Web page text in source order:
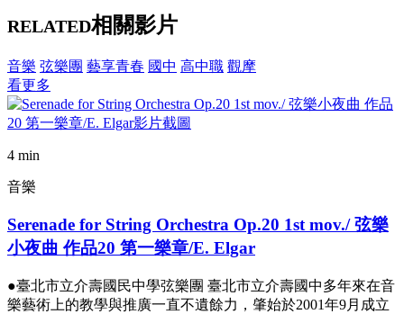
RELATED相關影片
音樂 弦樂團 藝享青春 國中 高中職 觀摩
看更多
4 min
音樂
Serenade for String Orchestra Op.20 1st mov./ 弦樂
小夜曲 作品20 第一樂章/E. Elgar
●臺北市立介壽國民中學弦樂團 臺北市立介壽國中多年來在音
樂藝術上的教學與推廣一直不遺餘力，肇始於2001年9月成立